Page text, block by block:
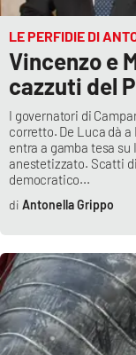
LE PERFIDIE DI
Vincenzo e
cazzuti del
I governatori di
corretto. De Luca dà
entra a gamba tesa
anestetizzato. Scatti
democratico...
Antonella Grippo